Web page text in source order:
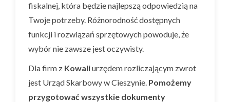
fiskalnej, która będzie najlepszą odpowiedzią na
Twoje potrzeby. Różnorodność dostępnych
funkcji i rozwiązań sprzętowych powoduje, że
wybór nie zawsze jest oczywisty.
Dla firm z Kowaliurzędem rozliczającym zwrot
jest Urząd Skarbowy w Cieszynie. Pomożemy
przygotować wszystkie dokumenty